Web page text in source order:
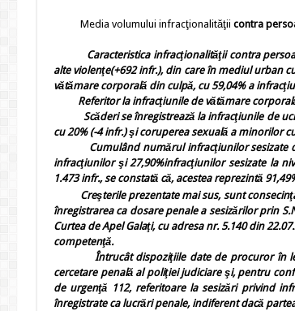
Media volumului infracţionalităţii contra
Caracteristica infracţionalităţii contra
alte violenţe(+692 infr.), din care în mediul urban
vătămare corporală din culpă, cu 59,04% a
Referitor la infracţiunile de vătămare
Scăderi se înregistrează la infracţiunile de
cu 20% (-4 infr.) şi coruperea sexuală a minorilor
Cumulând numărul infracţiunilor sesizate
infracţiunilorşi 27,90%infracţiunilorsesizate la
1.473 infr., se constată că, acestea reprezintă
Creşterile prezentate mai sus, sunt consecinţa
înregistrarea ca dosare penale a sesizărilor prin
Curtea de Apel Galaţi, cu adresa nr. 5.140 din
competenţă.
Întrucât dispoziţiile date de procuror în
cercetare penală al poliţiei judiciare şi, pentru
de urgenţă 112, referitoare la sesizări privind
înregistrate ca lucrări penale, indiferent dacă